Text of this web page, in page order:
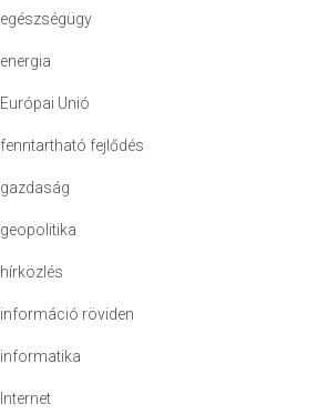
egészségügy
energia
Európai Unió
fenntartható fejlődés
gazdaság
geopolitika
hírközlés
információ röviden
informatika
Internet